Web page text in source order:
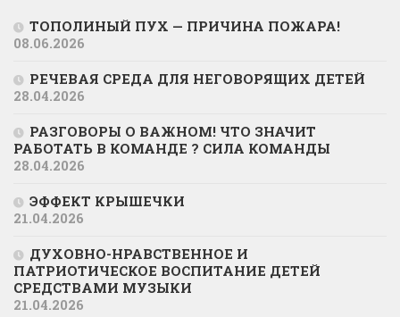
ТОПОЛИНЫЙ ПУХ — ПРИЧИНА ПОЖАРА!
08.06.2026
РЕЧЕВАЯ СРЕДА ДЛЯ НЕГОВОРЯЩИХ ДЕТЕЙ
28.04.2026
РАЗГОВОРЫ О ВАЖНОМ! ЧТО ЗНАЧИТ
РАБОТАТЬ В КОМАНДЕ ? СИЛА КОМАНДЫ
28.04.2026
ЭФФЕКТ КРЫШЕЧКИ
21.04.2026
ДУХОВНО-НРАВСТВЕННОЕ И
ПАТРИОТИЧЕСКОЕ ВОСПИТАНИЕ ДЕТЕЙ
СРЕДСТВАМИ МУЗЫКИ
21.04.2026